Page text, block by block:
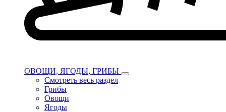
ОВОЩИ, ЯГОДЫ, ГРИБЫ
Смотреть весь раздел
Грибы
Овощи
Ягоды